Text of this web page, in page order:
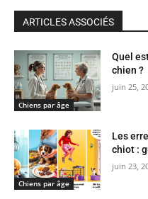
ARTICLES ASSOCIÉS
Chiens par âge
Quel
chien ?
juin 25,
Chiens par âge
Les
chiot :
juin 23,